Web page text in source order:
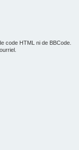
code HTML ni de BBCode.